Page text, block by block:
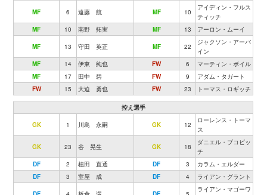
MF 6 遠藤 航 MF 10
アイディン・フルス
ティッチ
MF
10 南野 拓実 MF 13 アーロン・ムーイ
MF 13 守田 英正 MF 22
ジャクソン・アーバ
イン
MF
14 伊東 純也 FW 6
マーティン・ボイル
MF
17 田中 碧 FW 9
アダム・タガート
FW
15 大迫 勇也 FW 23 トーマス・ロギッチ
控え選手
GK 1 川島 永嗣 GK 12
ローレンス・トーマ
ス
GK 23 谷 晃生 GK 18
ダニエル・ブコビッ
チ
DF
2 植田 直通 DF 3
カラム・エルダー
DF
3 室屋 成 DF 4 ライアン・グラント
ライアン・マゴーワ